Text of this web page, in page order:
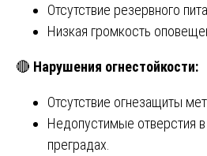
Отсутствие резервного
Низкая громкость
🔴 Нарушения огнестойкости:
Отсутствие огнезащиты
Недопустимые отверстия
преградах.